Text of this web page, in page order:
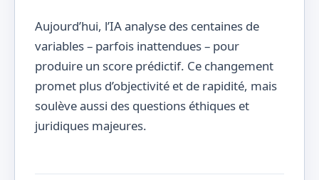
Aujourd’hui, l’IA analyse des centaines de
variables – parfois inattendues – pour
produire un score prédictif. Ce changement
promet plus d’objectivité et de rapidité, mais
soulève aussi des questions éthiques et
juridiques majeures.